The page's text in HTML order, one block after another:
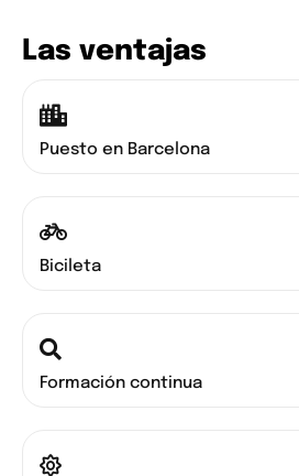
Las ventajas
Puesto en Barcelona
Bicileta
Formación continua